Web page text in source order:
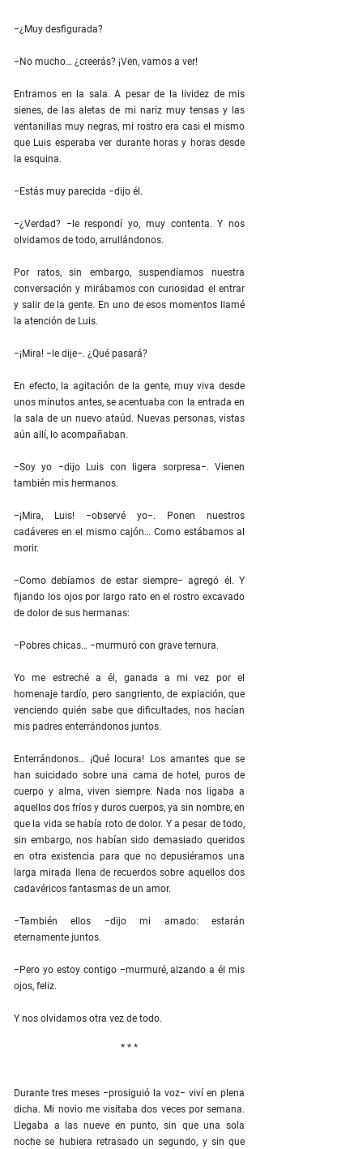
−¿Muy desfigurada?
−No mucho… ¿creerás? ¡Ven, vamos a ver!
Entramos en la sala. A pesar de la lividez de mis
sienes, de las aletas de mi nariz muy tensas y las
ventanillas muy negras, mi rostro era casi el mismo
que Luis esperaba ver durante horas y horas desde
la esquina.
−Estás muy parecida −dijo él.
−¿Verdad? −le respondí yo, muy contenta. Y nos
olvidamos de todo, arrullándonos.
Por ratos, sin embargo, suspendíamos nuestra
conversación y mirábamos con curiosidad el entrar
y salir de la gente. En uno de esos momentos llamé
la atención de Luis.
−¡Mira! −le dije−. ¿Qué pasará?
En efecto, la agitación de la gente, muy viva desde
unos minutos antes, se acentuaba con la entrada en
la sala de un nuevo ataúd. Nuevas personas, vistas
aún allí, lo acompañaban.
−Soy yo −dijo Luis con ligera sorpresa−. Vienen
también mis hermanos.
−¡Mira, Luis! −observé yo−. Ponen nuestros
cadáveres en el mismo cajón… Como estábamos al
morir.
−Como debíamos de estar siempre− agregó él. Y
fijando los ojos por largo rato en el rostro excavado
de dolor de sus hermanas:
−Pobres chicas… −murmuró con grave ternura.
Yo me estreché a él, ganada a mi vez por el
homenaje tardío, pero sangriento, de expiación, que
venciendo quién sabe que dificultades, nos hacían
mis padres enterrándonos juntos.
Enterrándonos… ¡Qué locura! Los amantes que se
han suicidado sobre una cama de hotel, puros de
cuerpo y alma, viven siempre. Nada nos ligaba a
aquellos dos fríos y duros cuerpos, ya sin nombre, en
que la vida se había roto de dolor. Y a pesar de todo,
sin embargo, nos habían sido demasiado queridos
en otra existencia para que no depusiéramos una
larga mirada llena de recuerdos sobre aquellos dos
cadavéricos fantasmas de un amor.
−También ellos −dijo mi amado: estarán
eternamente juntos.
−Pero yo estoy contigo −murmuré, alzando a él mis
ojos, feliz.
Y nos olvidamos otra vez de todo.
* * *
Durante tres meses −prosiguió la voz− viví en plena
dicha. Mi novio me visitaba dos veces por semana.
Llegaba a las nueve en punto, sin que una sola
noche se hubiera retrasado un segundo, y sin que